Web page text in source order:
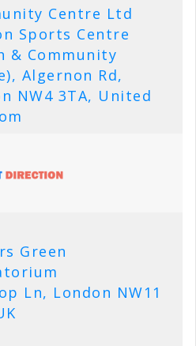
Centre Ltd
Sports Centre
& Community
Algernon Rd,
NW4 3TA, United
Green
Ln, London NW11